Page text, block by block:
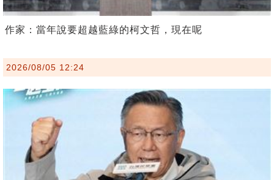
作家：當年說要超越藍綠的柯文哲，現在呢
2026/08/05 12:24